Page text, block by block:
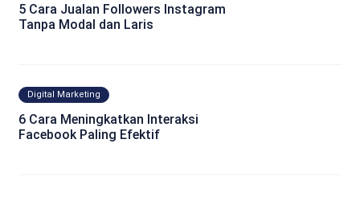
5 Cara Jualan Followers Instagram
Tanpa Modal dan Laris
Digital Marketing
6 Cara Meningkatkan Interaksi
Facebook Paling Efektif